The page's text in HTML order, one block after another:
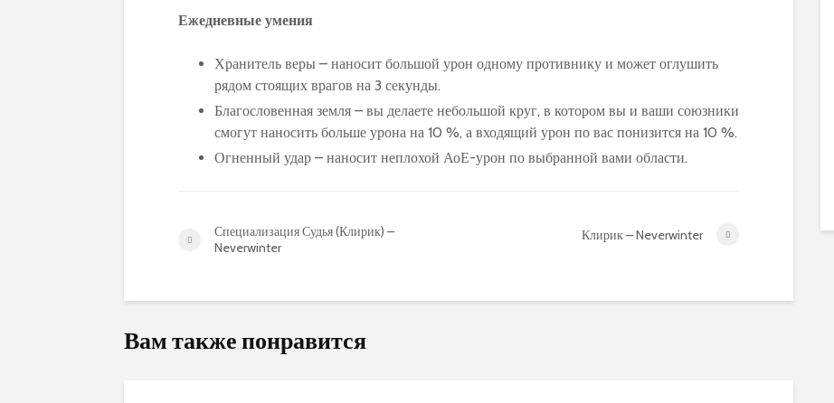
Ежедневные умения
Хранитель веры – наносит большой урон одному противнику и может оглушить
рядом стоящих врагов на 3 секунды.
Благословенная земля – вы делаете небольшой круг, в котором вы и ваши союзники
смогут наносить больше урона на 10 %, а входящий урон по вас понизится на 10 %.
Огненный удар – наносит неплохой АоЕ-урон по выбранной вами области.
Специализация Судья (Клирик) –
Neverwinter
Клирик – Neverwinter
Вам также понравится
для максимальной
Путеводитель по
перемещению по
Азероту: как
полезные советы и
Руководство по
приручению питомца